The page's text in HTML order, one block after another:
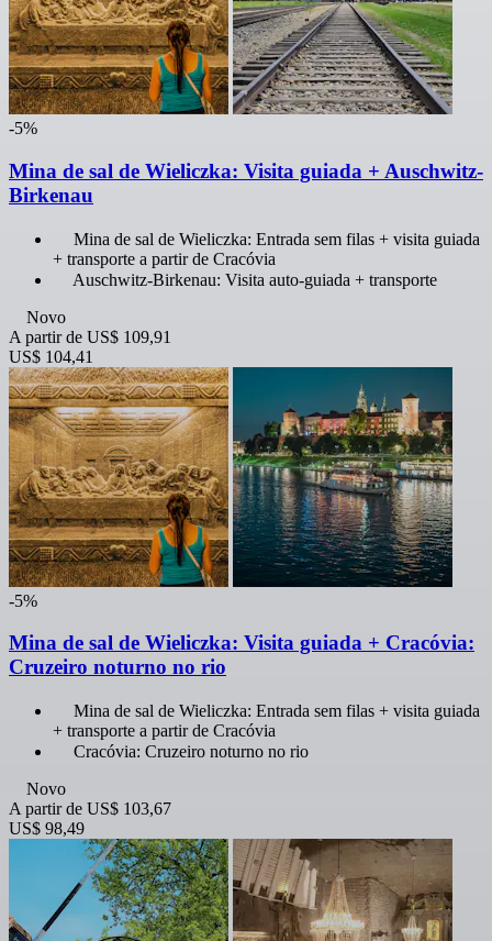
-5%
Mina de sal de Wieliczka: Visita guiada + Auschwitz-
Birkenau
Mina de sal de Wieliczka: Entrada sem filas + visita guiada
+ transporte a partir de Cracóvia
Auschwitz-Birkenau: Visita auto-guiada + transporte
Novo
A partir de US$ 109,91
US$ 104,41
-5%
Mina de sal de Wieliczka: Visita guiada + Cracóvia:
Cruzeiro noturno no rio
Mina de sal de Wieliczka: Entrada sem filas + visita guiada
+ transporte a partir de Cracóvia
Cracóvia: Cruzeiro noturno no rio
Novo
A partir de US$ 103,67
US$ 98,49